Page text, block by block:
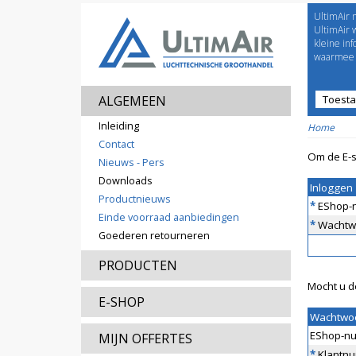
ALGEMEEN
Inleiding
Contact
Nieuws - Pers
Downloads
Productnieuws
Einde voorraad aanbiedingen
Goederen retourneren
PRODUCTEN
E-SHOP
MIJN OFFERTES
UltimAir
UltimAir
kleine
Home
Om de
Inloggen
*
*
Mocht u
EShop-